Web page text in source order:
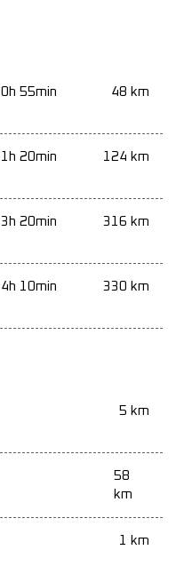
0h 55min 48 km
1h 20min 124 km
3h 20min 316 km
4h 10min 330 km
5 km
58
km
1 km